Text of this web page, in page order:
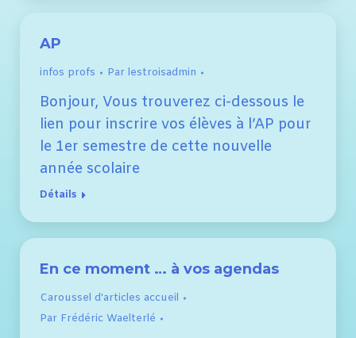
AP
infos profs Par lestroisadmin
Bonjour, Vous trouverez ci-dessous le
lien pour inscrire vos élèves à l’AP pour
le 1er semestre de cette nouvelle
année scolaire
Détails
En ce moment … à vos agendas
Caroussel d'articles accueil
Par Frédéric Waelterlé